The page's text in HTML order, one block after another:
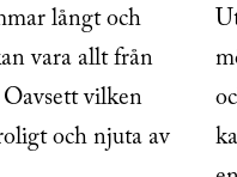
långt och
vara allt från
vilken
och njuta av